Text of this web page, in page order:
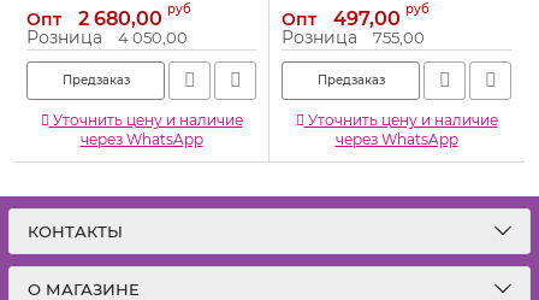
Артикул: 60670
Опт 2 680,00 руб
Розница 4 050,00
Предзаказ
Уточнить цену и наличие
через WhatsApp
Артикул: 5378138
Опт 497,00 руб
Розница 755,00
Предзаказ
Уточнить цену и наличие
через WhatsApp
КОНТАКТЫ
О МАГАЗИНЕ